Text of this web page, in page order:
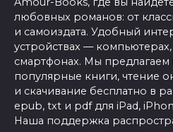
любовных романов: от
и самоиздата. Удобный
устройствах —
смартфонах. Мы
популярные книги, чтение
и скачивание бесплатно в
epub, txt и pdf для iPad,
Наша поддержка